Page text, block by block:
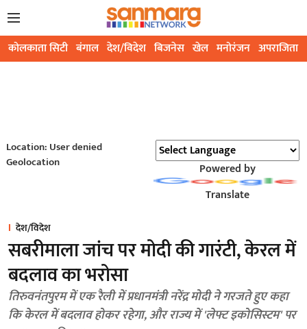
कोलकाता सिटी बंगाल देश/विदेश बिजनेस खेल मनोरंजन अपराजिता
Location: User denied
Geolocation
Powered by
Translate
देश/विदेश
सबरीमाला जांच पर मोदी की गारंटी, केरल में
बदलाव का भरोसा
तिरुवनंतपुरम में एक रैली में प्रधानमंत्री नरेंद्र मोदी ने गरजते हुए कहा
कि केरल में बदलाव होकर रहेगा, और राज्य में 'लेफ्ट इकोसिस्टम' पर